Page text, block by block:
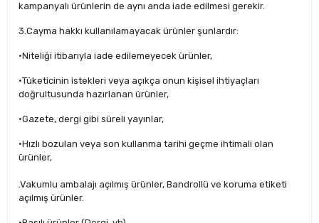
kampanyalı ürünlerin de aynı anda iade edilmesi gerekir.
3.Cayma hakkı kullanılamayacak ürünler şunlardır:
·Niteliği itibarıyla iade edilemeyecek ürünler,
·Tüketicinin istekleri veya açıkça onun kişisel ihtiyaçları
doğrultusunda hazırlanan ürünler,
·Gazete, dergi gibi süreli yayınlar,
·Hızlı bozulan veya son kullanma tarihi geçme ihtimali olan
ürünler,
.Vakumlu ambalajı açılmış ürünler, Bandrollü ve koruma etiketi
açılmış ürünler.